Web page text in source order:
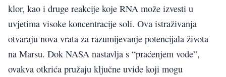
klor, kao i druge reakcije koje RNA može izvesti u
uvjetima visoke koncentracije soli. Ova istraživanja
otvaraju nova vrata za razumijevanje potencijala života
na Marsu. Dok NASA nastavlja s “praćenjem vode”,
ovakva otkrića pružaju ključne uvide koji mogu